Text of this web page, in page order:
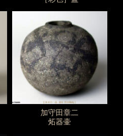
加守田章二
炻器壷